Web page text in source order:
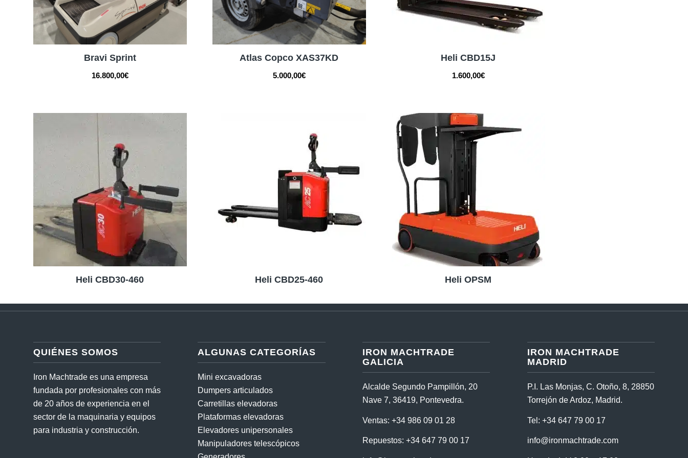
Bravi Sprint
16.800,00€
Atlas Copco XAS37KD
5.000,00€
Heli CBD15J
1.600,00€
Heli CBD30-460 Heli CBD25-460 Heli OPSM
QUIÉNES SOMOS
Iron Machtrade es una empresa
fundada por profesionales con más
de 20 años de experiencia en el
sector de la maquinaria y equipos
para industria y construcción.
ALGUNAS CATEGORÍAS
Mini excavadoras
Dumpers articulados
Carretillas elevadoras
Plataformas elevadoras
Elevadores unipersonales
Manipuladores telescópicos
IRON MACHTRADE
GALICIA
Alcalde Segundo Pampillón, 20
Nave 7, 36419, Pontevedra.
Ventas:+34 986 09 01 28
Repuestos:+34 647 79 00 17
IRON MACHTRADE
MADRID
P.I. Las Monjas, C. Otoño, 8, 28850
Torrejón de Ardoz, Madrid.
Tel:+34 647 79 00 17
info@ironmachtrade.com